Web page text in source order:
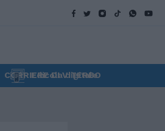
CORRIERE DI VITERBO
Edicola digitale